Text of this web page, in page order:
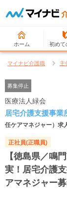
ホーム 初めて
マイナビ介護職 主
募集停止
医療法人緑会
居宅介護支援事
任ケアマネジャー）求
正社員(正職員)
【徳島県／鳴
実！居宅介護
アマネジャー